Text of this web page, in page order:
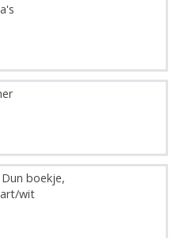
boekje,
wit